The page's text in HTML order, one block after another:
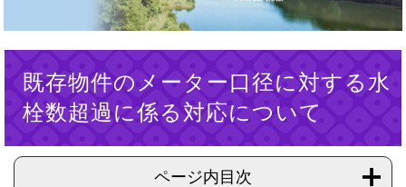
既存物件のメーター口径に対する水
栓数超過に係る対応について
ページ内目次